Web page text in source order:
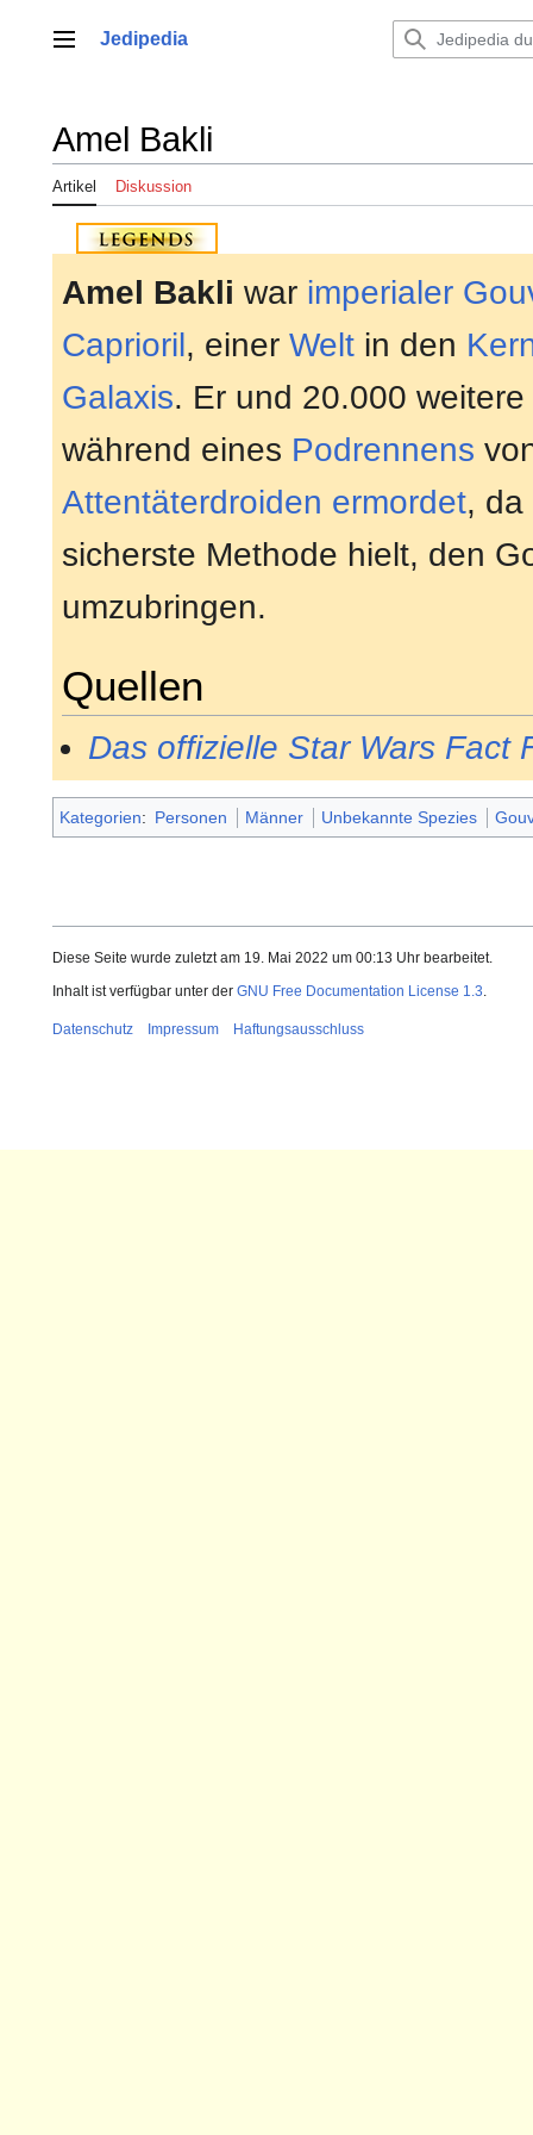
springenHauptmenü
Jedipedia
Amel Bakli
Artikel Diskussion
Amel Bakli war imperialer
Caprioril, einer Welt in den
Galaxis. Er und 20.000
während eines Podrennens
Attentäterdroiden ermordet, da
sicherste Methode hielt, den
umzubringen.
Quellen
Das offizielle Star Wars Fact
Kategorien: Personen Männer Unbekannte Spezies
Diese Seite wurde zuletzt am 19. Mai 2022 um 00:13 Uhr bearbeitet.
Inhalt ist verfügbar unter der GNU Free Documentation License 1.3.
Datenschutz Impressum Haftungsausschluss